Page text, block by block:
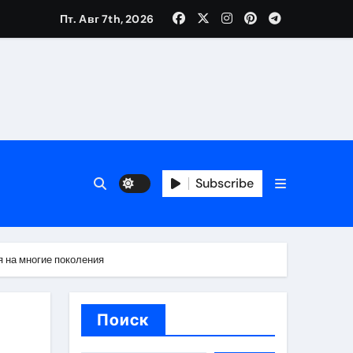
ресниц и депиляции
Пт. Авг 7th, 2026
Subscribe
на многие поколения
Поиск